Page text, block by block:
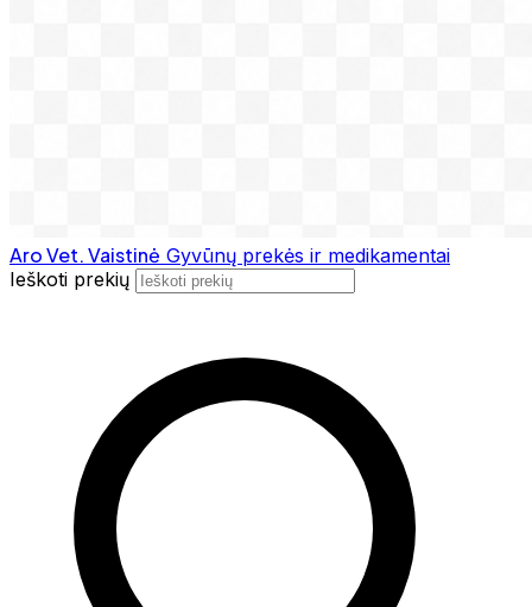
Aro Vet. Vaistinė Gyvūnų prekės ir medikamentai
Ieškoti prekių